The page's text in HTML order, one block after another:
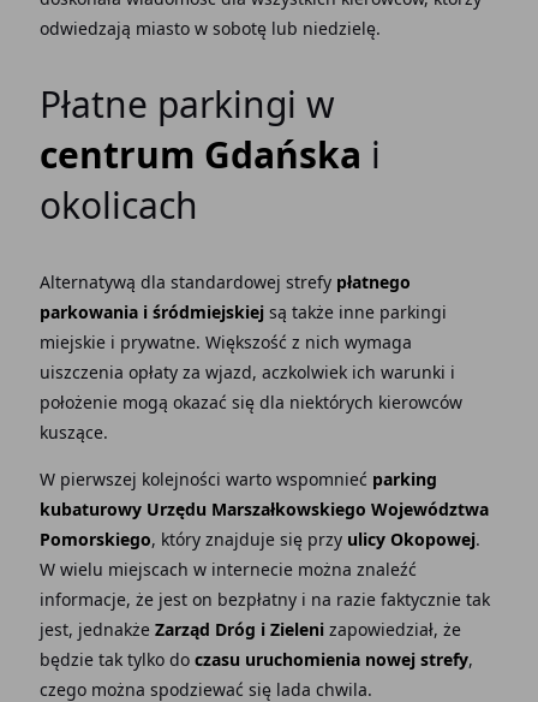
odwiedzają miasto w sobotę lub niedzielę.
Płatne parkingi w
centrum Gdańska i
okolicach
Alternatywą dla standardowej strefypłatnego
parkowania i śródmiejskiej są także inne parkingi
miejskie i prywatne. Większość z nich wymaga
uiszczenia opłaty za wjazd, aczkolwiek ich warunki i
położenie mogą okazać się dla niektórych kierowców
kuszące.
W pierwszej kolejności warto wspomnieć parking
kubaturowy Urzędu Marszałkowskiego Województwa
Pomorskiego, który znajduje się przy ulicy Okopowej.
W wielu miejscach w internecie można znaleźć
informacje, że jest on bezpłatny i na razie faktycznie tak
jest, jednakże Zarząd Dróg i Zielenizapowiedział, że
będzie tak tylko do czasu uruchomienia nowej strefy,
czego można spodziewać się lada chwila.